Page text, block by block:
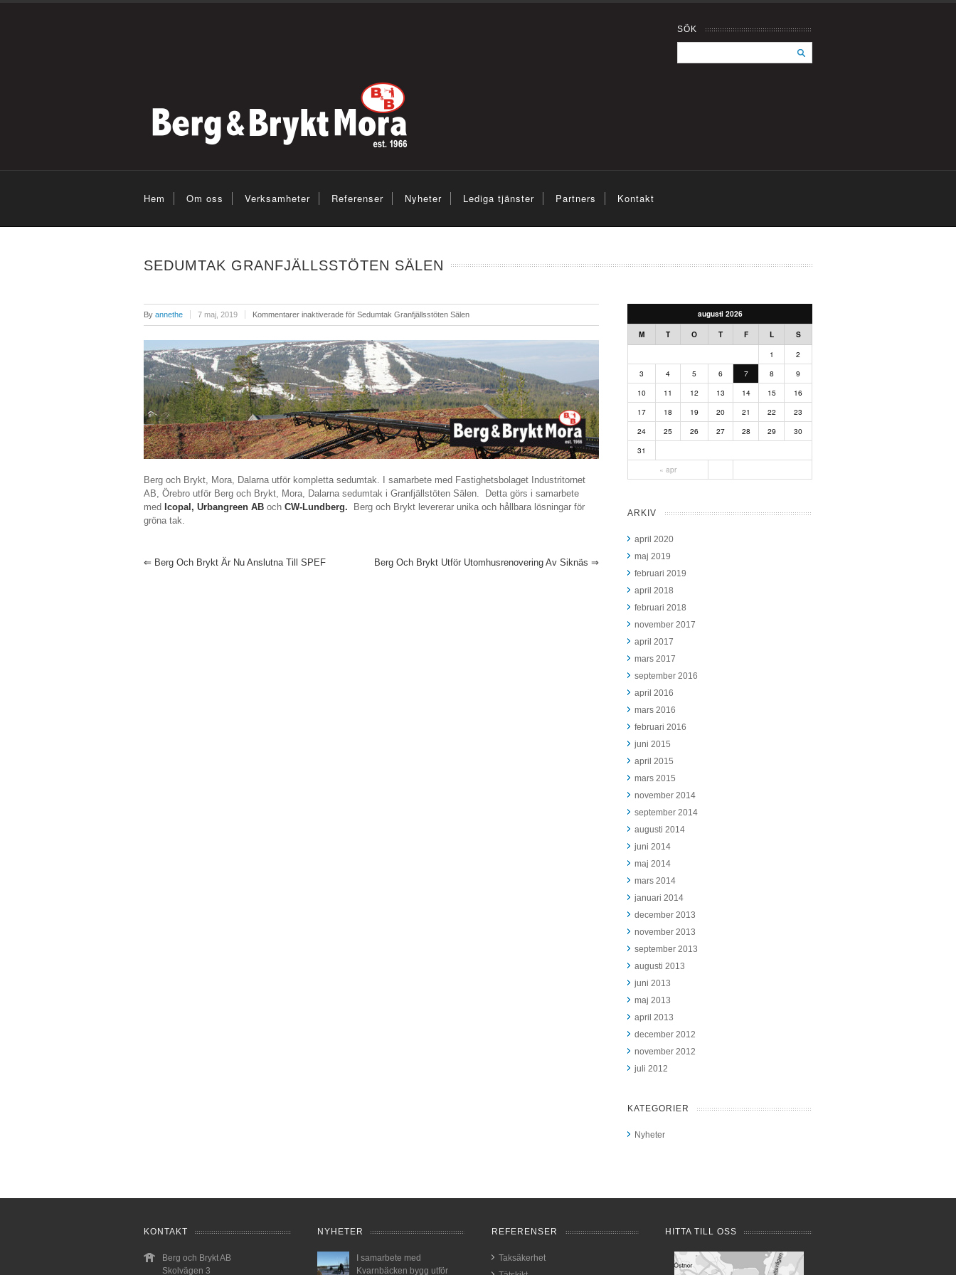
SÖK
Hem Om oss Verksamheter Referenser Nyheter Lediga tjänster Partners Kontakt
SEDUMTAK GRANFJÄLLSSTÖTEN SÄLEN
By annethe 7 maj, 2019 Kommentarer inaktiverade för Sedumtak Granfjällsstöten Sälen
Berg och Brykt, Mora, Dalarna utför kompletta sedumtak. I samarbete med Fastighetsbolaget Industritornet
AB, Örebro utför Berg och Brykt, Mora, Dalarna sedumtak i Granfjällstöten Sälen. Detta görs i samarbete
med Icopal, Urbangreen AB och CW-Lundberg.
Berg och Brykt levererar unika och hållbara lösningar för
gröna tak.
⇐ Berg Och Brykt Är Nu Anslutna Till SPEF Berg Och Brykt Utför Utomhusrenovering Av Siknäs ⇒
augusti 2026
M T O T F L S
« apr
1
2
3
4 5 6 7 8
9
10
11 12 13 14 15
16
17
18 19 20 21 22
23
24
25 26 27 28 29
30
31
ARKIV
april 2020
maj 2019
februari 2019
april 2018
februari 2018
november 2017
april 2017
mars 2017
september 2016
april 2016
mars 2016
februari 2016
juni 2015
april 2015
mars 2015
november 2014
september 2014
augusti 2014
juni 2014
maj 2014
mars 2014
januari 2014
december 2013
november 2013
september 2013
augusti 2013
juni 2013
maj 2013
april 2013
december 2012
november 2012
juli 2012
KATEGORIER
Nyheter
KONTAKT
Berg och Brykt AB
Skolvägen 3
NYHETER
I samarbete med
Kvarnbäcken bygg utför
REFERENSER
Taksäkerhet
HITTA TILL OSS